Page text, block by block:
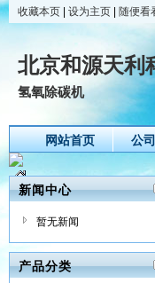
收藏本页 设为主页 随便看
北京和源天利
氢氧除碳机
网站首页 公
新闻中心
暂无新闻
产品分类